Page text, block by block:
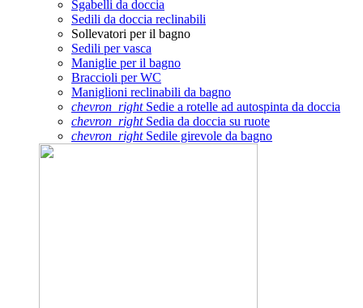
Sgabelli da doccia
Sedili da doccia reclinabili
Sollevatori per il bagno
Sedili per vasca
Maniglie per il bagno
Braccioli per WC
Maniglioni reclinabili da bagno
chevron_rightSedie a rotelle ad autospinta da doccia
chevron_rightSedia da doccia su ruote
chevron_rightSedile girevole da bagno